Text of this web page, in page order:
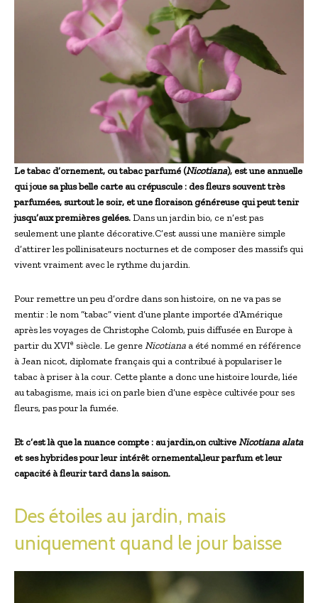
Le tabac d’ornement, ou tabac parfumé (Nicotiana), est une annuelle
qui joue sa plus belle carte au crépuscule : des fleurs souvent très
parfumées, surtout le soir, et une floraison généreuse qui peut tenir
jusqu’aux premières gelées.Dans un jardin bio, ce n’est pas
seulement une plante décorative.C’est aussi une manière simple
d’attirer les pollinisateurs nocturnes et de composer des massifs qui
vivent vraiment avec le rythme du jardin.
Pour remettre un peu d’ordre dans son histoire, on ne va pas se
mentir : le nom “tabac” vient d’une plante importée d’Amérique
après les voyages de Christophe Colomb, puis diffusée en Europe à
partir du XVIe siècle. Le genreNicotiana a été nommé en référence
à Jean nicot, diplomate français qui a contribué à populariser le
tabac à priser à la cour. Cette plante a donc une histoire lourde, liée
au tabagisme, mais ici on parle bien d’une espèce cultivée pour ses
fleurs, pas pour la fumée.
Et c’est là que la nuance compte : au jardin,on cultiveNicotiana alata
et ses hybrides pour leur intérêt ornemental,leur parfum et leur
capacité à fleurir tard dans la saison.
Des étoiles au jardin, mais
uniquement quand le jour baisse